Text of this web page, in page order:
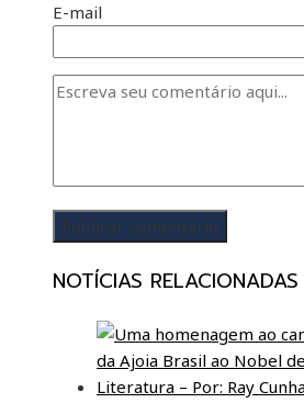
E-mail
NOTÍCIAS RELACIONADAS